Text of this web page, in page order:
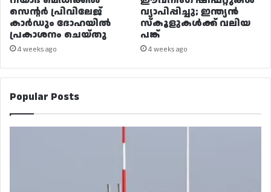
സെന്റർ പ്രിവിലേജ്
കാർഡും ദോഹയിൽ
പ്രകാശനം ചെയ്തു
4 weeks ago
വ്യാപിപ്പിച്ചു; ഇന്ത്യൻ
സ്കൂളുകൾക്ക് വലിയ
പങ്ക്
4 weeks ago
Popular Posts